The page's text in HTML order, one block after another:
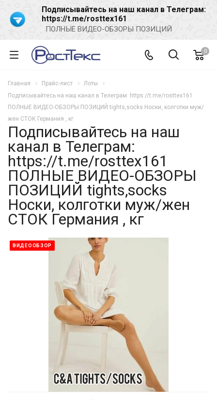
Подписывайтесь на наш канал в Телеграм:
https://t.me/rosttex161
ПОЛНЫЕ ВИДЕО-ОБЗОРЫ ПОЗИЦИЙ
0
Главная Прайс-лист
Лоты
Подписывайтесь на наш канал в Телеграм: https://t.me/rosttex161
ПОЛНЫЕ ВИДЕО-ОБЗОРЫ ПОЗИЦИЙ tights,socks Носки, колготки муж/
жен СТОК Германия , кг
Подписывайтесь на наш
канал в Телеграм:
https://t.me/rosttex161
ПОЛНЫЕ ВИДЕО-ОБЗОРЫ
ПОЗИЦИЙ tights,socks
Носки, колготки муж/жен
СТОК Германия , кг
ВИДЕООБЗОР